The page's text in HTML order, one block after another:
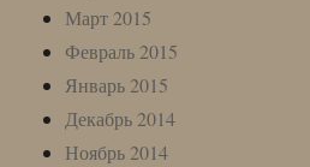
Март 2015
Февраль 2015
Январь 2015
Декабрь 2014
Ноябрь 2014